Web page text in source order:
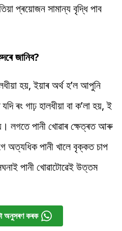
প্ৰয়োজন সামান্য বৃদ্ধি পাব
জানিব?
হয়, ইয়াৰ অৰ্থ হ’ল আপুনি
ৰং গাঢ় হালধীয়া বা ক’লা হয়, ই
লগতে পানী খোৱাৰ ক্ষেত্ৰত আৰু
অত্যধিক পানী খালে বৃক্কত চাপ
পানী খোৱাটোৱেই উত্তম
অনুসৰণ কৰক